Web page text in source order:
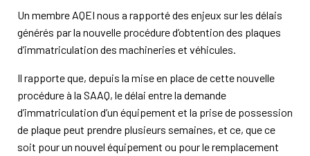
Un membre AQEI nous a rapporté des enjeux sur les délais
générés par la nouvelle procédure d’obtention des plaques
d’immatriculation des machineries et véhicules.
Il rapporte que, depuis la mise en place de cette nouvelle
procédure à la SAAQ, le délai entre la demande
d’immatriculation d’un équipement et la prise de possession
de plaque peut prendre plusieurs semaines, et ce, que ce
soit pour un nouvel équipement ou pour le remplacement